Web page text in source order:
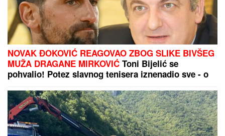
NOVAK ĐOKOVIĆ REAGOVAO ZBOG SLIKE BIVŠEG
MUŽA DRAGANE MIRKOVIĆ Toni Bijelić se
pohvalio! Potez slavnog tenisera iznenadio sve - o